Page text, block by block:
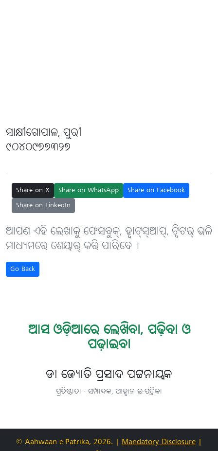
ସାକ୍ଷୀଗୋପାଳ, ପୁରୀ
୯୦୪୦୯୭୭୩୨୭
Share on X Share on WhatsApp
Share on Facebook
Share on LinkedIn
ଆପଣ ଏହି ଲେଖାକୁ ଫେସବୁକ୍, ହ୍ବାଟ୍‌ସ୍‌ଆପ୍, ଟ୍ବିଟର୍ ଭଳି
ମାଧ୍ୟମରେ ଶେୟାର୍ କରି ପାରିବେ୤
Go Back
ଆସ ଓଡ଼ିଆରେ ଲେଖିବା, ପଢ଼ିବା ଓ
ପଢ଼ାଇବା
ଡା ଜ୍ୟୋତି ପ୍ରସାଦ ପଟ୍ଟନାୟକ
ପ୍ରତିଷ୍ଠାତା - ସମ୍ପାଦକ, ଆହ୍ବାନ ଇ-ପତ୍ରିକା
© Aahwaan e-Patrika, 2026. | Mandatory Disclosure |